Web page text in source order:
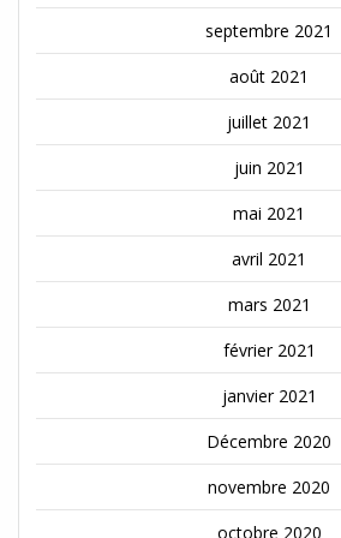
septembre 2021
août 2021
juillet 2021
juin 2021
mai 2021
avril 2021
mars 2021
février 2021
janvier 2021
Décembre 2020
novembre 2020
octobre 2020